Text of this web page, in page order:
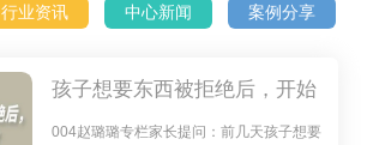
行业资讯 中心新闻 案例分享
孩子想要东西被拒绝后，开始
自伤该怎么办？
004赵璐璐专栏家长提问：前几天孩子想要